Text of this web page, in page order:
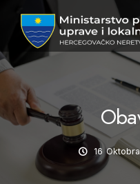
MPULS
HNK
16